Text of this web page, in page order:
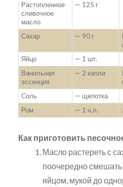
Растопленное
сливочное
масло
— 125 г
Сахар — 90 г
Яйцо
— 1 шт.
Ванильная
эссенция
— 2 капли
Соль
— щепотка
Ром
— 1 ч.л.
Как приготовить
Масло растереть с
поочередно
яйцом, мукой до